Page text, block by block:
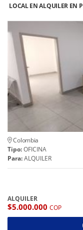
LOCAL EN ALQUILER EN
Colombia
Tipo:OFICINA
Para:ALQUILER
ALQUILER
$5.000.000 COP